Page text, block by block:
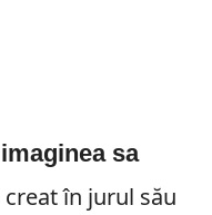
sa
în jurul său